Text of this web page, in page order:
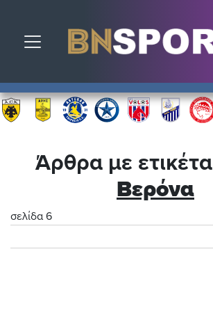
Toggle navigation
Άρθρα με ετικέτα
Βερόνα
σελίδα 6